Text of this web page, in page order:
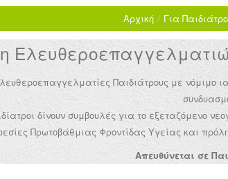
Αρχική / Για
Παιδιάτρους με νόμιμο
δίνουν συμβουλές για το εξεταζόμενο
Πρωτοβάθμιας Φροντίδας Υγείας και
Απευθύνεται σε